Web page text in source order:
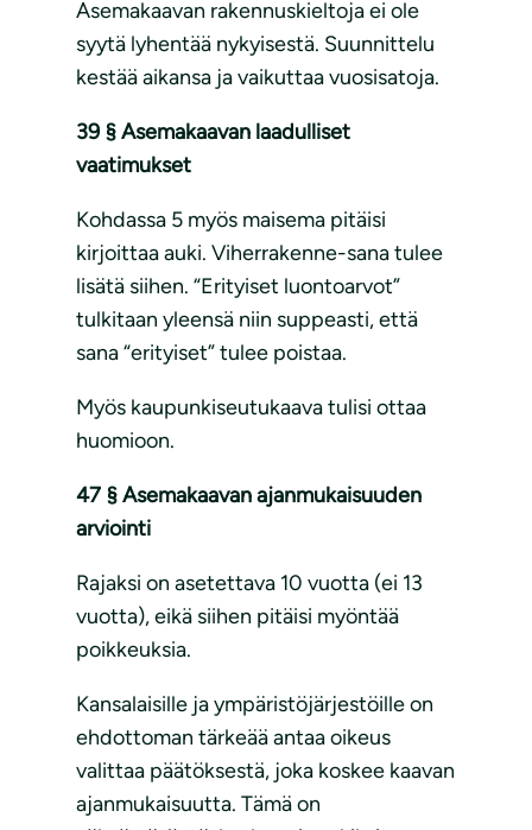
Asemakaavan rakennuskieltoja ei ole
syytä lyhentää nykyisestä. Suunnittelu
kestää aikansa ja vaikuttaa vuosisatoja.
39 § Asemakaavan laadulliset
vaatimukset
Kohdassa 5 myös maisema pitäisi
kirjoittaa auki. Viherrakenne-sana tulee
lisätä siihen. “Erityiset luontoarvot”
tulkitaan yleensä niin suppeasti, että
sana “erityiset” tulee poistaa.
Myös kaupunkiseutukaava tulisi ottaa
huomioon.
47 § Asemakaavan ajanmukaisuuden
arviointi
Rajaksi on asetettava 10 vuotta (ei 13
vuotta), eikä siihen pitäisi myöntää
poikkeuksia.
Kansalaisille ja ympäristöjärjestöille on
ehdottoman tärkeää antaa oikeus
valittaa päätöksestä, joka koskee kaavan
ajanmukaisuutta. Tämä on